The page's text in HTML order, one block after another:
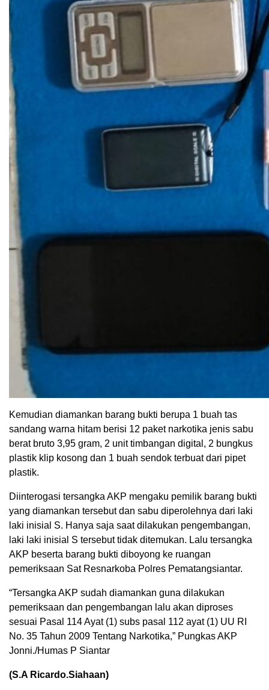
Kemudian diamankan barang bukti berupa 1 buah tas
sandang warna hitam berisi 12 paket narkotika jenis sabu
berat bruto 3,95 gram, 2 unit timbangan digital, 2 bungkus
plastik klip kosong dan 1 buah sendok terbuat dari pipet
plastik.
Diinterogasi tersangka AKP mengaku pemilik barang bukti
yang diamankan tersebut dan sabu diperolehnya dari laki
laki inisial S. Hanya saja saat dilakukan pengembangan,
laki laki inisial S tersebut tidak ditemukan. Lalu tersangka
AKP beserta barang bukti diboyong ke ruangan
pemeriksaan Sat Resnarkoba Polres Pematangsiantar.
“Tersangka AKP sudah diamankan guna dilakukan
pemeriksaan dan pengembangan lalu akan diproses
sesuai Pasal 114 Ayat (1) subs pasal 112 ayat (1) UU RI
No. 35 Tahun 2009 Tentang Narkotika,” Pungkas AKP
Jonni./Humas P Siantar
(S.A Ricardo.Siahaan)